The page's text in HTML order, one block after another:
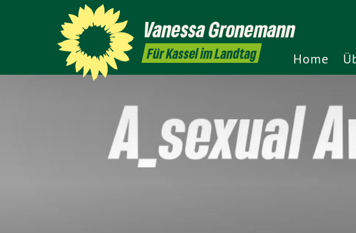
VanessaGronemann
Für Kassel im Landtag Home